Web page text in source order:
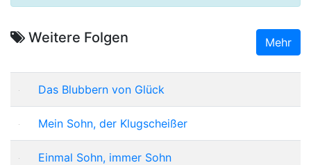
Weitere Folgen Mehr
Das Blubbern von Glück
Mein Sohn, der Klugscheißer
Einmal Sohn, immer Sohn